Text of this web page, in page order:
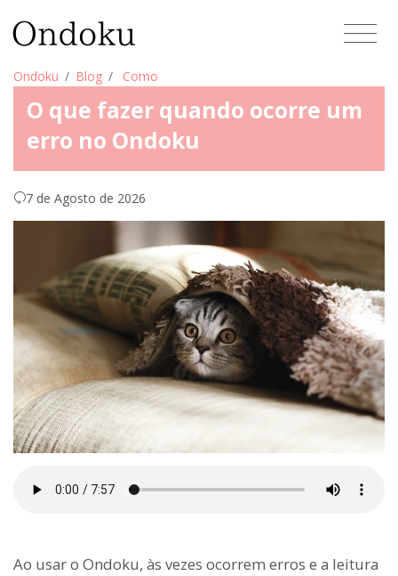
Ondoku Blog Como
O que fazer quando ocorre um
erro no Ondoku
7 de Agosto de 2026
Ao usar o Ondoku, às vezes ocorrem erros e a leitura